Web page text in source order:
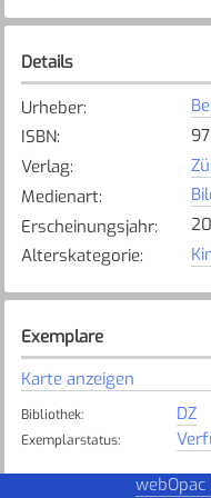
Details
Urheber:
ISBN:
Verlag:
Medienart:
Erscheinungsjahr:
Alterskategorie:
Exemplare
Karte anzeigen
Bibliothek: DZ
Exemplarstatus:
webOpac